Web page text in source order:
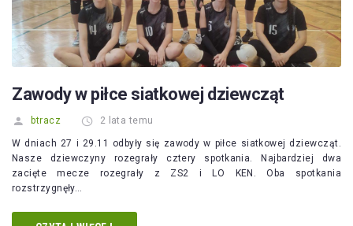
Zawody w piłce siatkowej dziewcząt
btracz 2 lata temu
W dniach 27 i 29.11 odbyły się zawody w piłce siatkowej dziewcząt.
Nasze dziewczyny rozegrały cztery spotkania. Najbardziej dwa
zacięte mecze rozegrały z ZS2 i LO KEN. Oba spotkania
rozstrzygnęły…